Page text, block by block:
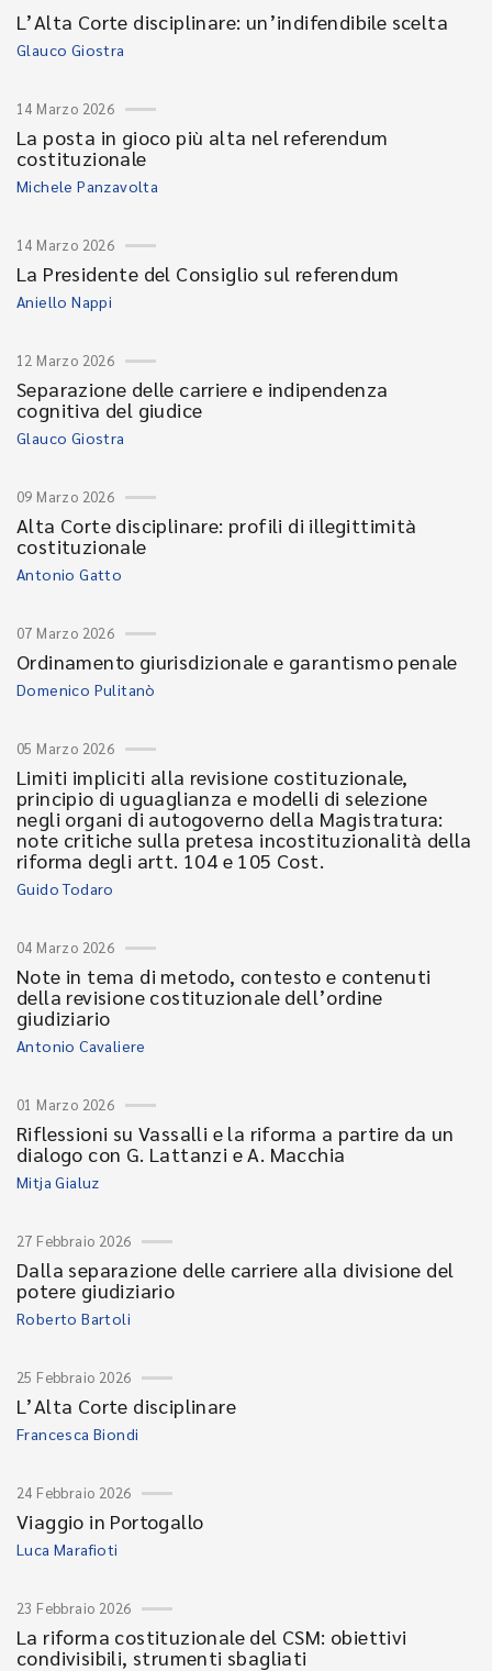
L’Alta Corte disciplinare: un’indifendibile scelta
Glauco Giostra
14 Marzo 2026
La posta in gioco più alta nel referendum
costituzionale
Michele Panzavolta
14 Marzo 2026
La Presidente del Consiglio sul referendum
Aniello Nappi
12 Marzo 2026
Separazione delle carriere e indipendenza
cognitiva del giudice
Glauco Giostra
09 Marzo 2026
Alta Corte disciplinare: profili di illegittimità
costituzionale
Antonio Gatto
07 Marzo 2026
Ordinamento giurisdizionale e garantismo penale
Domenico Pulitanò
05 Marzo 2026
Limiti impliciti alla revisione costituzionale,
principio di uguaglianza e modelli di selezione
negli organi di autogoverno della Magistratura:
note critiche sulla pretesa incostituzionalità della
riforma degli artt. 104 e 105 Cost.
Guido Todaro
04 Marzo 2026
Note in tema di metodo, contesto e contenuti
della revisione costituzionale dell’ordine
giudiziario
Antonio Cavaliere
01 Marzo 2026
Riflessioni su Vassalli e la riforma a partire da un
dialogo con G. Lattanzi e A. Macchia
Mitja Gialuz
27 Febbraio 2026
Dalla separazione delle carriere alla divisione del
potere giudiziario
Roberto Bartoli
25 Febbraio 2026
L’Alta Corte disciplinare
Francesca Biondi
24 Febbraio 2026
Viaggio in Portogallo
Luca Marafioti
23 Febbraio 2026
La riforma costituzionale del CSM: obiettivi
condivisibili, strumenti sbagliati